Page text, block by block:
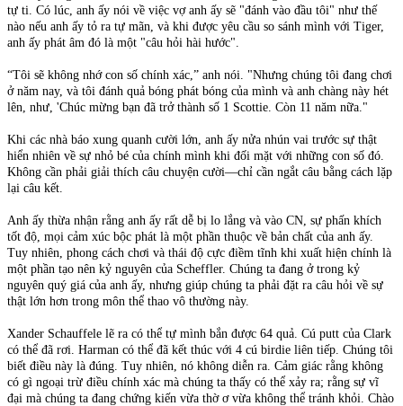
tự ti. Có lúc, anh ấy nói về việc vợ anh ấy sẽ "đánh vào đầu tôi" như thế
nào nếu anh ấy tỏ ra tự mãn, và khi được yêu cầu so sánh mình với Tiger,
anh ấy phát âm đó là một "câu hỏi hài hước".
“Tôi sẽ không nhớ con số chính xác,” anh nói. "Nhưng chúng tôi đang chơi
ở năm nay, và tôi đánh quả bóng phát bóng của mình và anh chàng này hét
lên, như, 'Chúc mừng bạn đã trở thành số 1 Scottie. Còn 11 năm nữa."
Khi các nhà báo xung quanh cười lớn, anh ấy nửa nhún vai trước sự thật
hiển nhiên về sự nhỏ bé của chính mình khi đối mặt với những con số đó.
Không cần phải giải thích câu chuyện cười—chỉ cần ngắt câu bằng cách lặp
lại câu kết.
Anh ấy thừa nhận rằng anh ấy rất dễ bị lo lắng và vào CN, sự phấn khích
tốt độ, mọi cảm xúc bộc phát là một phần thuộc về bản chất của anh ấy.
Tuy nhiên, phong cách chơi và thái độ cực điềm tĩnh khi xuất hiện chính là
một phần tạo nên kỷ nguyên của Scheffler. Chúng ta đang ở trong kỷ
nguyên quý giá của anh ấy, nhưng giúp chúng ta phải đặt ra câu hỏi về sự
thật lớn hơn trong môn thể thao vô thường này.
Xander Schauffele lẽ ra có thể tự mình bắn được 64 quả. Cú putt của Clark
có thể đã rơi. Harman có thể đã kết thúc với 4 cú birdie liên tiếp. Chúng tôi
biết điều này là đúng. Tuy nhiên, nó không diễn ra. Cảm giác rằng không
có gì ngoại trừ điều chính xác mà chúng ta thấy có thể xảy ra; rằng sự vĩ
đại mà chúng ta đang chứng kiến ​​vừa thờ ơ vừa không thể tránh khỏi. Chào